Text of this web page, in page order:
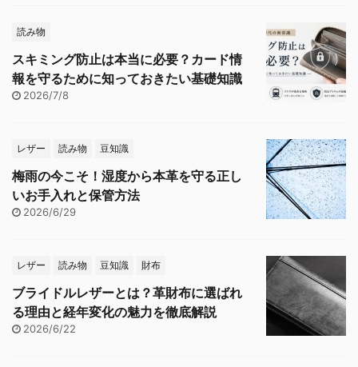
読み物
スキミング防止は本当に必要？カード情
報を守るために知っておきたい基礎知識
2026/7/8
レザー 読み物 豆知識
梅雨の今こそ！湿度から本革を守る正し
いお手入れと保管方法
2026/6/29
レザー 読み物 豆知識 財布
ブライドルレザーとは？革財布に選ばれ
る理由と経年変化の魅力を徹底解説
2026/6/22